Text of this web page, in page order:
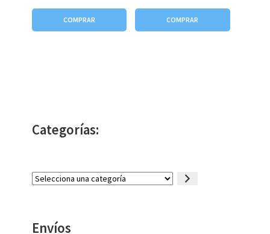
COMPRAR COMPRAR
Categorías:
Selecciona
Envíos